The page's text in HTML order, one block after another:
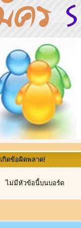
เกิดข้อผิดพลาด!
ไม่มีหัวข้อนี้บนบอร์ด